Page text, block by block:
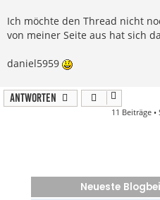
Ich möchte den Thread nicht
von meiner Seite aus hat sich
daniel5959
Antworten
11 Beiträge •
Neueste